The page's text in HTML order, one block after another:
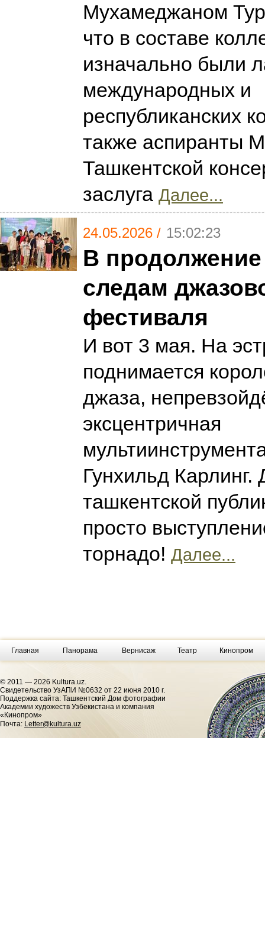
Мухамеджаном
что в составе
изначально были
международных и
республиканских
также аспиранты
Ташкентской
заслуга Далее...
24.05.2026 / 15:02:23
В
следам
фестиваля
И вот 3 мая. На
поднимается
джаза,
эксцентричная
Гунхильд Карлинг.
ташкентской
просто
торнадо! Далее...
Главная Панорама Вернисаж Театр Кинопром
© 2011 — 2026 Kultura.uz.
Cвидетельство УзАПИ №0632 от 22 июня 2010 г.
Поддержка сайта: Ташкентский Дом фотографии
Академии художеств Узбекистана и компания
«Кинопром»
Почта: Letter@kultura.uz